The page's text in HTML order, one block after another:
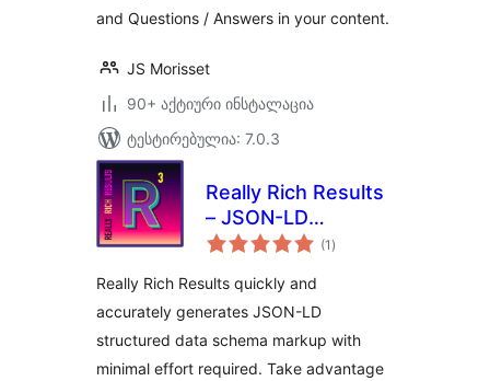
and Questions / Answers in your content.
JS Morisset
90+ აქტიური ინსტალაცია
ტესტირებულია: 7.0.3
Really Rich Results
– JSON-LD
Structured Data
Results)
(1 საერთო
რეიტინგი
)
Really Rich Results quickly and
accurately generates JSON-LD
structured data schema markup with
minimal effort required. Take advantage